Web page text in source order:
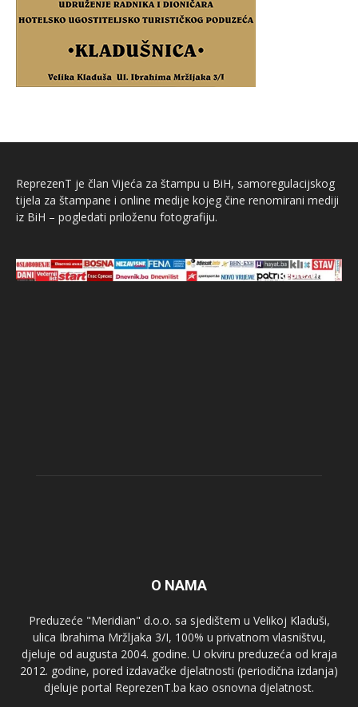
ReprezenT je član Vijeća za štampu u BiH, samoregulacijskog
tijela za štampane i online medije kojeg čine renomirani mediji
iz BiH – pogledati priloženu fotografiju.
O NAMA
Preduzeće "Meridian" d.o.o. sa sjedištem u Velikoj Kladuši,
ulica Ibrahima Mržljaka 3/I, 100% u privatnom vlasništvu,
djeluje od augusta 2004. godine. U okviru preduzeća od kraja
2012. godine, pored izdavačke djelatnosti (periodična izdanja)
djeluje portal ReprezenT.ba kao osnovna djelatnost.